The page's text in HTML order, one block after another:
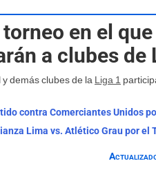
en el
a clubes de
demás clubes de la Liga 1
contra Comerciantes Unidos
Lima vs. Atlético Grau por el